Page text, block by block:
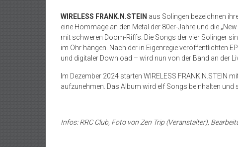
WIRELESS FRANK.N.STEIN aus Solingen bezeichnen
eine Hommage an den Metal der 80er-Jahre und die
mit schweren Doom-Riffs. Die Songs der vier Solinger
im Ohr hängen. Nach der in Eigenregie veröffentlichten
und digitaler Download – wird nun von der Band an der
Im Dezember 2024 starten WIRELESS FRANK.N.STEIN
aufzunehmen. Das Album wird elf Songs beinhalten und
Infos: RRC Club, Foto von Zen Trip (Veranstalter),